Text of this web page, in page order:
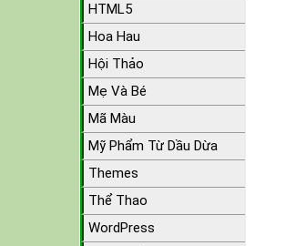
HTML5
Hoa Hau
Hội Thảo
Mẹ Và Bé
Mã Màu
Mỹ Phẩm Từ Dầu Dừa
Themes
Thể Thao
WordPress